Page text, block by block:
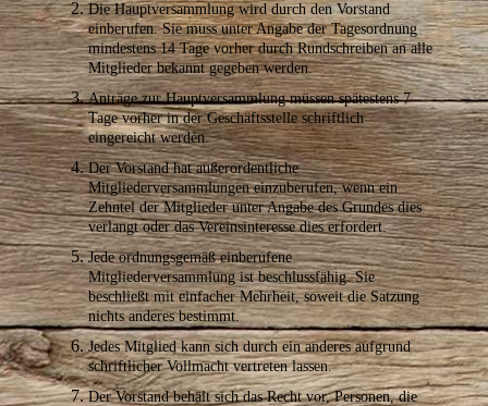
Die Hauptversammlung wird durch den Vorstand
einberufen. Sie muss unter Angabe der Tagesordnung
mindestens 14 Tage vorher durch Rundschreiben an alle
Mitglieder bekannt gegeben werden.
Anträge zur Hauptversammlung müssen spätestens 7
Tage vorher in der Geschäftsstelle schriftlich
eingereicht werden.
Der Vorstand hat außerordentliche
Mitgliederversammlungen einzuberufen, wenn ein
Zehntel der Mitglieder unter Angabe des Grundes dies
verlangt oder das Vereinsinteresse dies erfordert.
Jede ordnungsgemäß einberufene
Mitgliederversammlung ist beschlussfähig. Sie
beschließt mit einfacher Mehrheit, soweit die Satzung
nichts anderes bestimmt.
Jedes Mitglied kann sich durch ein anderes aufgrund
schriftlicher Vollmacht vertreten lassen.
Der Vorstand behält sich das Recht vor, Personen, die